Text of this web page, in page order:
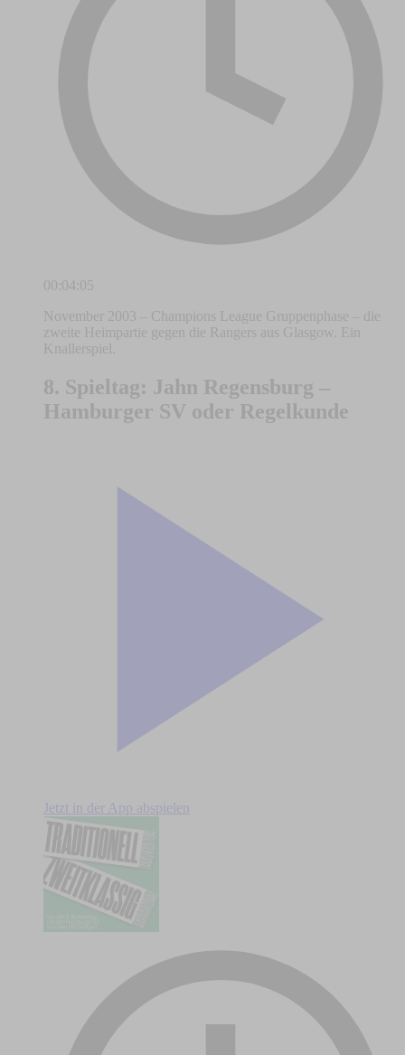
00:04:05
November 2003 – Champions League Gruppenphase – die
zweite Heimpartie gegen die Rangers aus Glasgow. Ein
Knallerspiel.
8. Spieltag: Jahn Regensburg –
Hamburger SV oder Regelkunde
Jetzt in der App abspielen